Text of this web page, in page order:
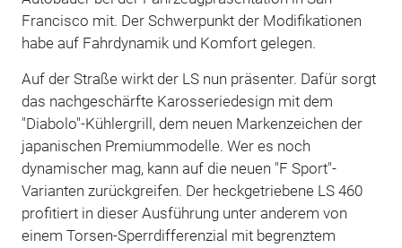
Francisco mit. Der Schwerpunkt der Modifikationen
habe auf Fahrdynamik und Komfort gelegen.
Auf der Straße wirkt der LS nun präsenter. Dafür sorgt
das nachgeschärfte Karosseriedesign mit dem
"Diabolo"-Kühlergrill, dem neuen Markenzeichen der
japanischen Premiummodelle. Wer es noch
dynamischer mag, kann auf die neuen "F Sport"-
Varianten zurückgreifen. Der heckgetriebene LS 460
profitiert in dieser Ausführung unter anderem von
einem Torsen-Sperrdifferenzial mit begrenztem